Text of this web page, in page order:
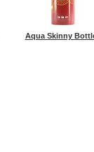
Aqua Skinny